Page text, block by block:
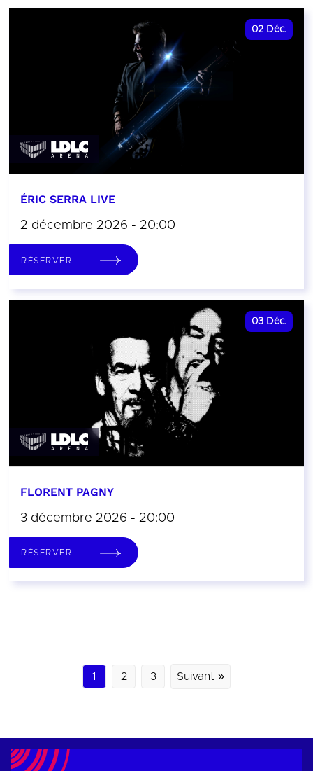
02 Déc.
ÉRIC SERRA LIVE
2 décembre 2026 - 20:00
RÉSERVER
03 Déc.
FLORENT PAGNY
3 décembre 2026 - 20:00
RÉSERVER
1 2 3 Suivant »